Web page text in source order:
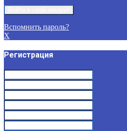
Вспомнить пароль?
X
Регистрация